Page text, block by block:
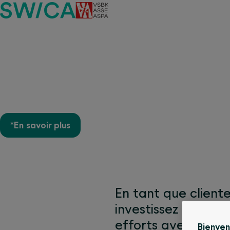
*En savoir plus
En tant que
investissez
efforts avec des